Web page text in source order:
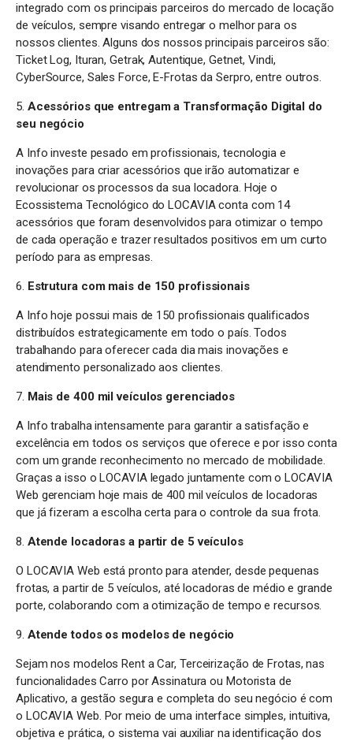
integrado com os principais parceiros do mercado de locação
de veículos, sempre visando entregar o melhor para os
nossos clientes. Alguns dos nossos principais parceiros são:
Ticket Log, Ituran, Getrak, Autentique, Getnet, Vindi,
CyberSource, Sales Force, E-Frotas da Serpro, entre outros.
5. Acessórios que entregam a Transformação Digital do
seu negócio
A Info investe pesado em profissionais, tecnologia e
inovações para criar acessórios que irão automatizar e
revolucionar os processos da sua locadora. Hoje o
Ecossistema Tecnológico do LOCAVIA conta com 14
acessórios que foram desenvolvidos para otimizar o tempo
de cada operação e trazer resultados positivos em um curto
período para as empresas.
6. Estrutura com mais de 150 profissionais
A Info hoje possui mais de 150 profissionais qualificados
distribuídos estrategicamente em todo o país. Todos
trabalhando para oferecer cada dia mais inovações e
atendimento personalizado aos clientes.
7. Mais de 400 mil veículos gerenciados
A Info trabalha intensamente para garantir a satisfação e
excelência em todos os serviços que oferece e por isso conta
com um grande reconhecimento no mercado de mobilidade.
Graças a isso o LOCAVIA legado juntamente com o LOCAVIA
Web gerenciam hoje mais de 400 mil veículos de locadoras
que já fizeram a escolha certa para o controle da sua frota.
8. Atende locadoras a partir de 5 veículos
O LOCAVIA Web está pronto para atender, desde pequenas
frotas, a partir de 5 veículos, até locadoras de médio e grande
porte, colaborando com a otimização de tempo e recursos.
9. Atende todos os modelos de negócio
Sejam nos modelos Rent a Car, Terceirização de Frotas, nas
funcionalidades Carro por Assinatura ou Motorista de
Aplicativo, a gestão segura e completa do seu negócio é com
o LOCAVIA Web. Por meio de uma interface simples, intuitiva,
objetiva e prática, o sistema vai auxiliar na identificação dos